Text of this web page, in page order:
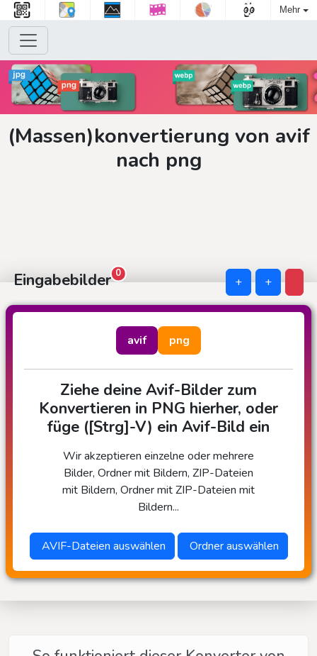
Mehr
(Massen)konvertierung von avif
nach png
0
Eingabebilder + +
avif png
Ziehe deine Avif-Bilder zum
Konvertieren in PNG hierher, oder
füge ([Strg]-V) ein Avif-Bild ein
Wir akzeptieren einzelne oder mehrere
Bilder, Ordner mit Bildern, ZIP-Dateien
mit Bildern, Ordner mit ZIP-Dateien mit
Bildern...
AVIF-Dateien auswählen Ordner auswählen